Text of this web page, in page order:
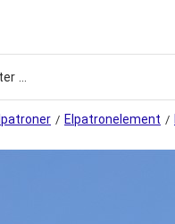
/ Elpatronelement /